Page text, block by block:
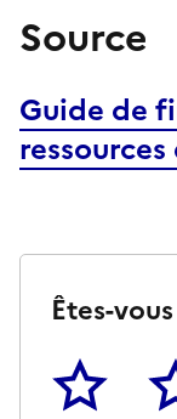
Source
Guide de
ressources
Êtes-
1 2